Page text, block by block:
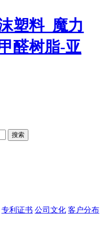
专利证书 公司文化 客户分布